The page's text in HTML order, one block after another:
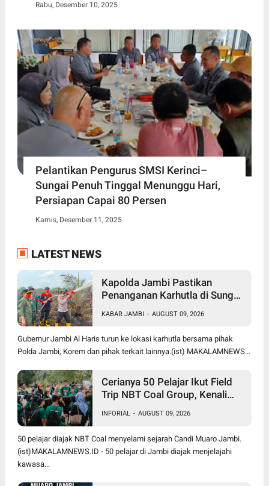
Rabu, Desember 10, 2025
Pelantikan Pengurus SMSI Kerinci–
Sungai Penuh Tinggal Menunggu Hari,
Persiapan Capai 80 Persen
Kamis, Desember 11, 2025
LATEST NEWS
Kapolda Jambi Pastikan
Penanganan Karhutla di Sungai
TNI-Polri dan BPBD Diperkuat
KABAR JAMBI - AUGUST 09, 2026
Gubernur Jambi Al Haris turun ke lokasi karhutla bersama pihak
Polda Jambi, Korem dan pihak terkait lainnya.(ist) MAKALAMNEWS...
Cerianya 50 Pelajar Ikut Field
Trip NBT Coal Group, Kenali
INFORIAL - AUGUST 09, 2026
50 pelajar diajak NBT Coal menyelami sejarah Candi Muaro Jambi.
(ist)MAKALAMNEWS.ID - 50 pelajar di Jambi diajak menjelajahi
kawasa...